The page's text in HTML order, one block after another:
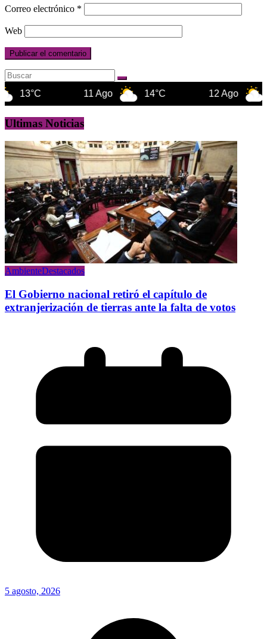
Correo electrónico *
Web
14°C 14°C
Ultimas Noticias
AmbienteDestacados
El Gobierno nacional retiró el capítulo de
extranjerización de tierras ante la falta de votos
5 agosto, 2026